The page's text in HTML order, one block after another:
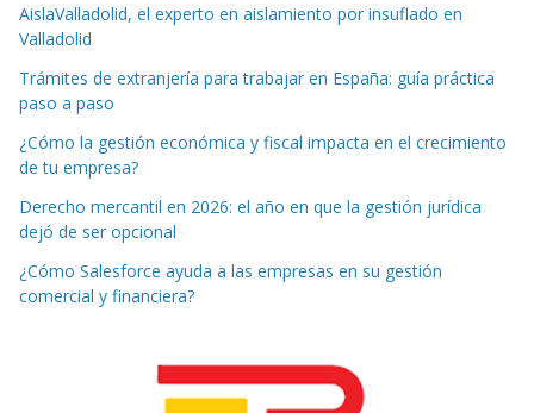
AislaValladolid, el experto en aislamiento por insuflado en
Valladolid
Trámites de extranjería para trabajar en España: guía práctica
paso a paso
¿Cómo la gestión económica y fiscal impacta en el crecimiento
de tu empresa?
Derecho mercantil en 2026: el año en que la gestión jurídica
dejó de ser opcional
¿Cómo Salesforce ayuda a las empresas en su gestión
comercial y financiera?